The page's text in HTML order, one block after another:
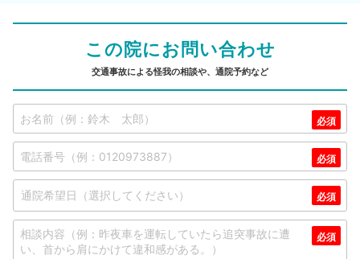
この院にお問い合わせ
交通事故による怪我の相談や、通院予約など